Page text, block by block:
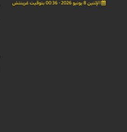
الإثنين 8 يونيو 2026 - 00:36 بتوقيت غرينتش